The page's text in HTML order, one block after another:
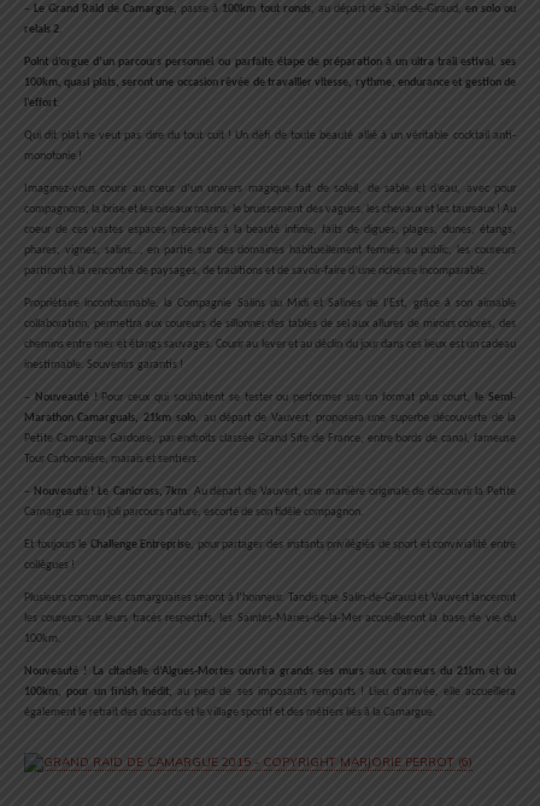
– Le Grand Raid de Camargue, passe à 100km tout ronds, au départ de Salin-de-Giraud, en solo ou
relais 2
Point d’orgue d’un parcours personnel ou parfaite étape de préparation à un ultra trail estival
ses
100km, quasi plats, seront une occasion rêvée de travailler vitesse, rythme, endurance et gestion de
l’effort
Qui dit plat ne veut pas dire du tout cuit ! Un défi de toute beauté allié à un véritable cocktail anti-
monotonie !
Imaginez-vous courir au cœur d’un univers magique fait de soleil, de sable et d’eau, avec pour
compagnons, la brise et les oiseaux marins, le bruissement des vagues, les chevaux et les taureaux ! Au
coeur de ces vastes espaces préservés à la beauté infinie, faits de digues, plages, dunes, étangs,
phares, vignes, salins…, en partie sur des domaines habituellement fermés au public, les coureurs
partiront à la rencontre de paysages, de traditions et de savoir-faire d’une richesse incomparable.
Propriétaire incontournable, laCompagnie Salins du Midi et Salines de l’Est, grâce à son aimable
collaboration, permettra aux coureurs de sillonner des tables de sel aux allures de miroirs colorés, des
chemins entre mer et étangs sauvages. Courir au lever et au déclin du jour dans ces lieux est un cadeau
inestimable. Souvenirs garantis !
– Nouveauté ! Pour ceux qui souhaitent se tester ou performer sur un format plus court,
le Semi-
Marathon Camarguais, 21km solo, au départ de Vauvert, proposera une superbe découverte de la
Petite Camargue Gardoise, par endroits classée Grand Site de France, entre bords de canal, fameuse
Tour Carbonnière, marais et sentiers.
– Nouveauté ! Le Canicross, 7km
. Au départ de Vauvert, une manière originale de découvrir la Petite
Camargue sur un joli parcours nature, escorté de son fidèle compagnon.
Et toujours le Challenge Entreprise, pour partager des instants privilégiés de sport et convivialité entre
collègues !
Plusieurs communes camarguaises seront à l’honneur. Tandis que Salin-de-Giraud et Vauvert lanceront
les coureurs sur leurs tracés respectifs, les Saintes-Maries-de-la-Mer accueilleront la base de vie du
100km.
Nouveauté !
La citadelle d’Aigues-Mortes ouvrira grands ses murs aux coureurs du 21km et du
100km, pour un finish inédit, au pied de ses imposants remparts ! Lieu d’arrivée, elle accueillera
également le retrait des dossards et le village sportif et des métiers liés à la Camargue.